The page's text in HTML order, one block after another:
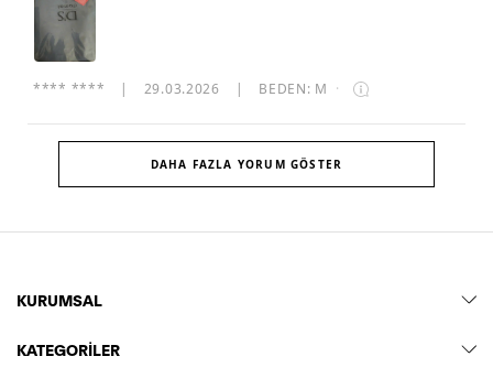
**** **** | 29.03.2026 | BEDEN: M ·
DAHA FAZLA YORUM GÖSTER
KURUMSAL
KATEGORİLER